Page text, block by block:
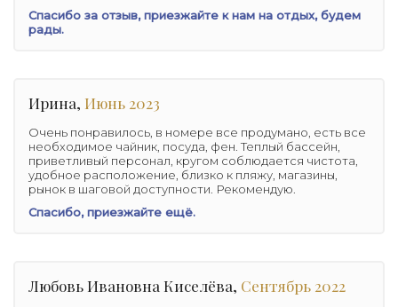
Спасибо за отзыв, приезжайте к нам на отдых, будем
рады.
Ирина, Июнь 2023
Очень понравилось, в номере все продумано, есть все
необходимое чайник, посуда, фен. Теплый бассейн,
приветливый персонал, кругом соблюдается чистота,
удобное расположение, близко к пляжу, магазины,
рынок в шаговой доступности. Рекомендую.
Спасибо, приезжайте ещё.
Любовь Ивановна Киселёва, Сентябрь 2022